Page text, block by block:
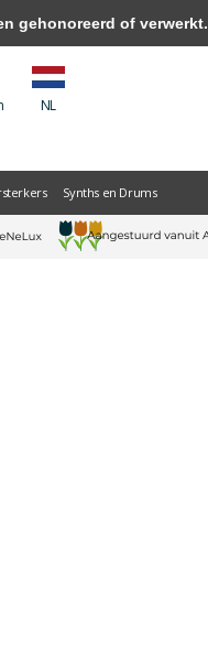
NL
Synths en Drums
gehonoreerd of verwerkt.